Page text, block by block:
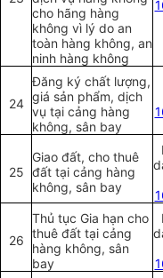
cho hãng hàng
không vì lý do an
toàn hàng không, an
ninh hàng không
24
Đăng ký chất lượng,
giá sản phẩm, dịch
vụ tại cảng hàng
không, sân bay
25
Giao đất, cho thuê
đất tại cảng hàng
không, sân bay
26
Thủ tục Gia hạn cho
thuê đất tại cảng
hàng không, sân
bay